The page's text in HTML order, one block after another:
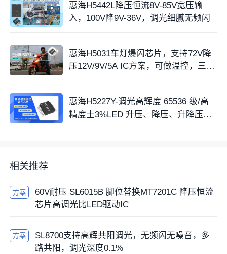
惠海H5442L降压恒流8V-85V宽压输
入，100V降9V-36V，调光细腻无频闪
惠海H5031车灯爆闪芯片，支持72V降
压12V/9V/5A IC方案，可做温控，三线
惠海H5227Y-调光高辉度 65536 级/高
精度士3%LED 升压、降压、升降压型
相关推荐
方案
60V耐压 SL6015B 脚位替换MT7201C 降压恒流
芯片高调光比LED驱动IC
方案
SL8700支持高辉共阳调光，无频闪无噪音，多
路共阳，调光深度0.1%